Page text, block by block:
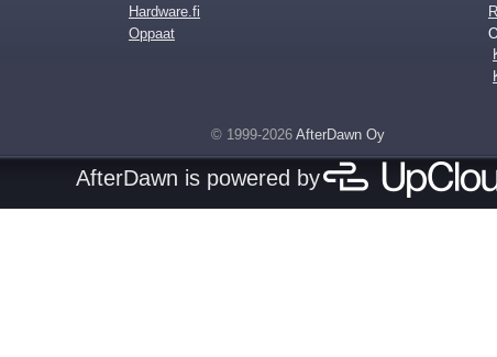
Hardware.fi
Oppaat
© 1999-2026 AfterDawn Oy
AfterDawn is powered by